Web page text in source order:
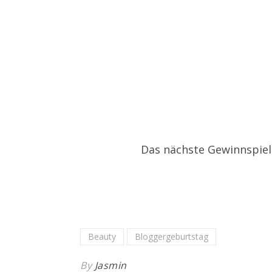
Das nächste
Beauty Bloggergeburtstag
ByJasmin